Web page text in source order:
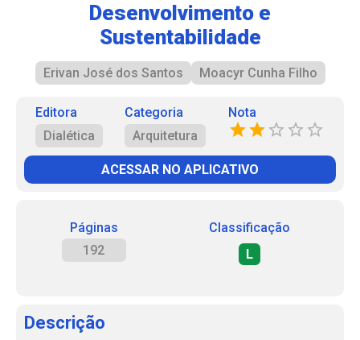
Desenvolvimento e
Sustentabilidade
Erivan José dos Santos Moacyr Cunha Filho
Editora
Dialética
Categoria
Arquitetura
Nota
ACESSAR NO APLICATIVO
Páginas
192
Classificação
L
Descrição